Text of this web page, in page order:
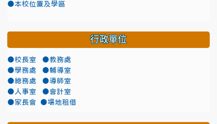
●本校位置及學區
行政單位
●校長室
●教務處
●學務處
●輔導室
●總務處
●導師室
●人事室
●會計室
●家長會
●場地租借